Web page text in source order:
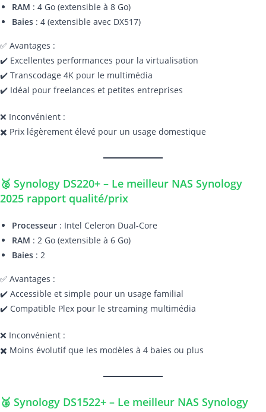
RAM : 4 Go (extensible à 8 Go)
Baies : 4 (extensible avec DX517)
✅ Avantages :
✔️ Excellentes performances pour la virtualisation
✔️ Transcodage 4K pour le multimédia
✔️ Idéal pour freelances et petites entreprises
❌ Inconvénient :
✖️ Prix légèrement élevé pour un usage domestique
🥈 Synology DS220+ – Le meilleur NAS Synology
2025 rapport qualité/prix
Processeur : Intel Celeron Dual-Core
RAM : 2 Go (extensible à 6 Go)
Baies : 2
✅ Avantages :
✔️ Accessible et simple pour un usage familial
✔️ Compatible Plex pour le streaming multimédia
❌ Inconvénient :
✖️ Moins évolutif que les modèles à 4 baies ou plus
🥉 Synology DS1522+ – Le meilleur NAS Synology